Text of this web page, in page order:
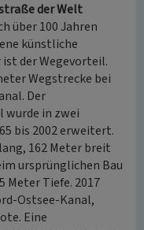
der Welt
über 100 Jahren
künstliche
ist der Wegevorteil.
Wegstrecke bei
Der
wurde in zwei
bis 2002 erweitert.
162 Meter breit
ursprünglichen Bau
Meter Tiefe. 2017
Ostsee-Kanal,
Eine